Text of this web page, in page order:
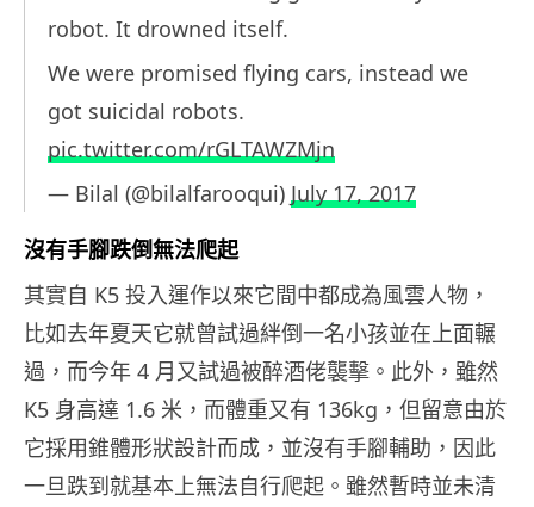
robot. It drowned itself.
We were promised flying cars, instead we
got suicidal robots.
pic.twitter.com/rGLTAWZMjn
— Bilal (@bilalfarooqui) July 17, 2017
沒有手腳跌倒無法爬起
其實自 K5 投入運作以來它間中都成為風雲人物，
比如去年夏天它就曾試過絆倒一名小孩並在上面輾
過，而今年 4 月又試過被醉酒佬襲擊。此外，雖然
K5 身高達 1.6 米，而體重又有 136kg，但留意由於
它採用錐體形狀設計而成，並沒有手腳輔助，因此
一旦跌到就基本上無法自行爬起。雖然暫時並未清